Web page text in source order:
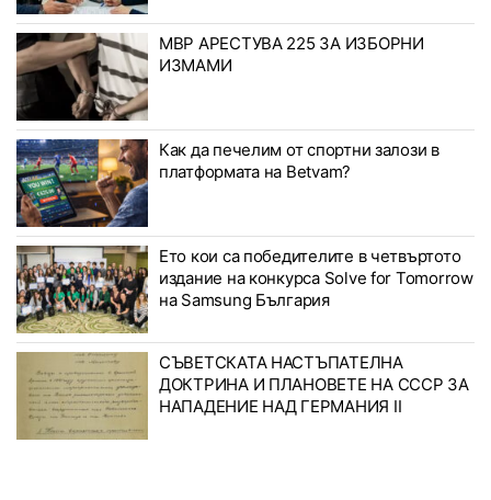
МВР АРЕСТУВА 225 ЗА ИЗБОРНИ
ИЗМАМИ
Как да печелим от спортни залози в
платформата на Betvam?
Ето кои са победителите в четвъртото
издание на конкурса Solve for Tomorrow
на Samsung България
СЪВЕТСКАТА НАСТЪПАТЕЛНА
ДОКТРИНА И ПЛАНОВЕТЕ НА СССР ЗА
НАПАДЕНИЕ НАД ГЕРМАНИЯ II